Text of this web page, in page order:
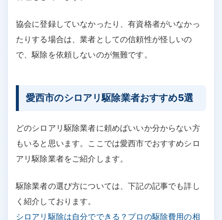
協会に登録していなかったり、有資格者がいなかっ
たりする場合は、業者としての信頼性が怪しいの
で、駆除を依頼しないのが無難です。
愛西市のシロアリ駆除業者おすすめ5選
どのシロアリ駆除業者に頼めばいいか分からない方
もいると思います。ここでは愛西市でおすすめシロ
アリ駆除業者をご紹介します。
駆除業者の選び方については、下記の記事でも詳し
く紹介しております。
シロアリ駆除は自分でできる？プロの駆除費用の相